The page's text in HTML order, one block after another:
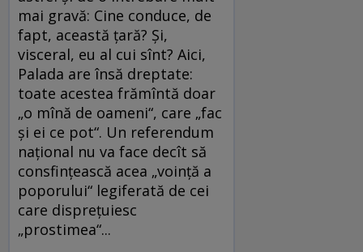
mai gravă: Cine conduce, de
fapt, această ţară? Şi,
visceral, eu al cui sînt? Aici,
Palada are însă dreptate:
toate acestea frămîntă doar
„o mînă de oameni“, care „fac
şi ei ce pot“. Un referendum
naţional nu va face decît să
consfinţească acea „voinţă a
poporului“ legiferată de cei
care dispreţuiesc
„prostimea“...